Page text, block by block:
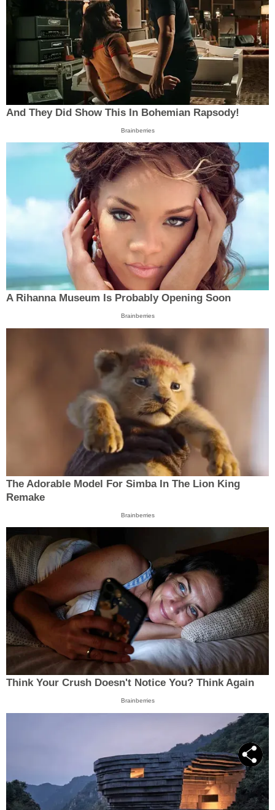
And They Did Show This In Bohemian Rapsody!
Brainberries
A Rihanna Museum Is Probably Opening Soon
Brainberries
The Adorable Model For Simba In The Lion King
Remake
Brainberries
Think Your Crush Doesn't Notice You? Think Again
Brainberries